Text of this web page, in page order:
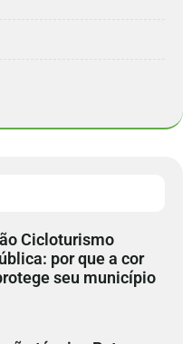
Cicloturismo
por que a cor
seu município